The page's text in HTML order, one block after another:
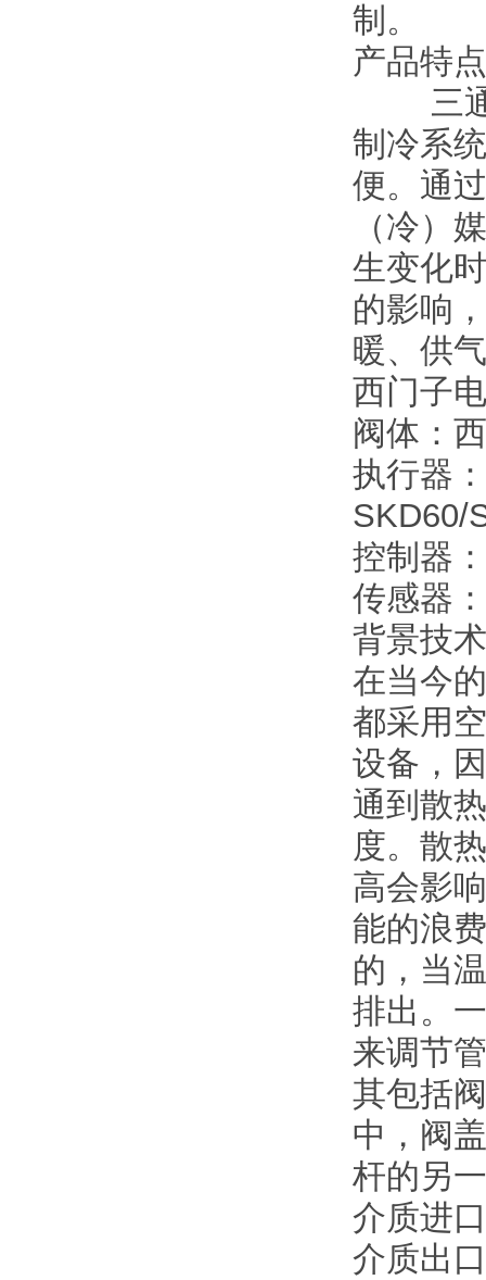
制。
产品特点
三通
制冷系
便。通
（冷）
生变化
的影响
暖、供
西门子
阀体：
执行器
SKD60/
控制器
传感器
背景技
在当今
都采用
设备，
通到散
度。散
高会影
能的浪
的，当
排出。
来调节
其包括
中，阀
杆的另
介质进
介质出